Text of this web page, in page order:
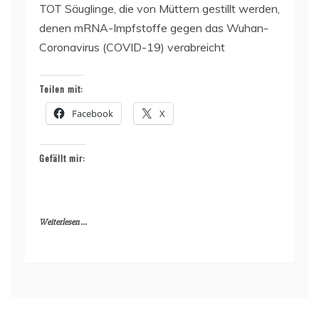
TOT Säuglinge, die von Müttern gestillt werden,
denen mRNA-Impfstoffe gegen das Wuhan-
Coronavirus (COVID-19) verabreicht
Teilen mit:
Facebook X
Gefällt mir:
Weiterlesen ...